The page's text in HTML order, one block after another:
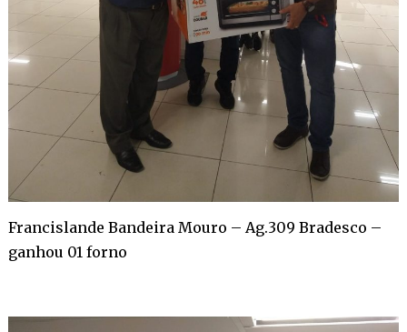
Francislande Bandeira Mouro – Ag.309 Bradesco –
ganhou 01 forno